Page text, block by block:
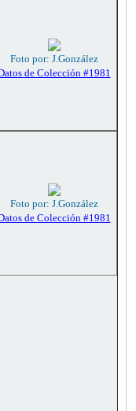
Foto por: J.González
de Colección #1981
Foto por: J.González
de Colección #1981